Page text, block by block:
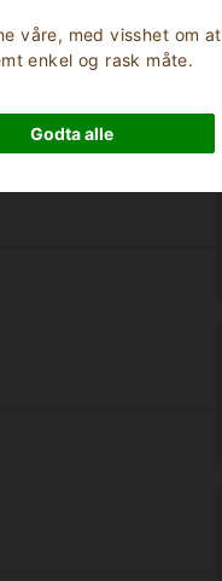
våre, med visshet om at
enkel og rask måte.
Godta allemeestal